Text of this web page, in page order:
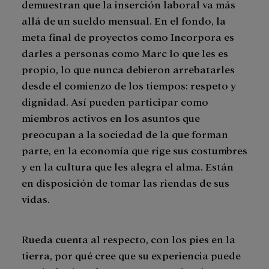
demuestran que la inserción laboral va más
allá de un sueldo mensual. En el fondo, la
meta final de proyectos como Incorpora es
darles a personas como Marc lo que les es
propio, lo que nunca debieron arrebatarles
desde el comienzo de los tiempos: respeto y
dignidad. Así pueden participar como
miembros activos en los asuntos que
preocupan a la sociedad de la que forman
parte, en la economía que rige sus costumbres
y en la cultura que les alegra el alma. Están
en disposición de tomar las riendas de sus
vidas.
Rueda cuenta al respecto, con los pies en la
tierra, por qué cree que su experiencia puede